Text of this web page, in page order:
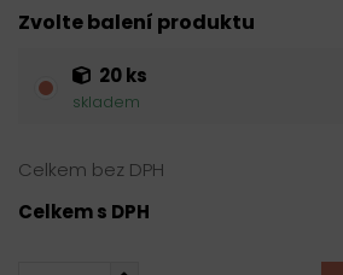
Zvolte balení produktu
20 ks
skladem
Celkem bez DPH
Celkem s DPH